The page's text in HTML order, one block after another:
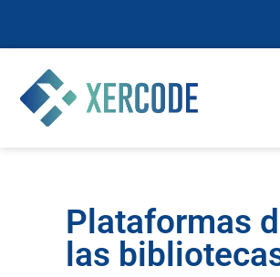
Plataformas
las